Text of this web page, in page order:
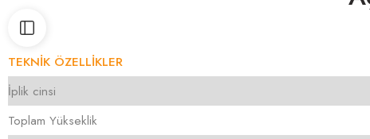
TEKNİK ÖZELLİKLER
İplik cinsi
Toplam Yükseklik